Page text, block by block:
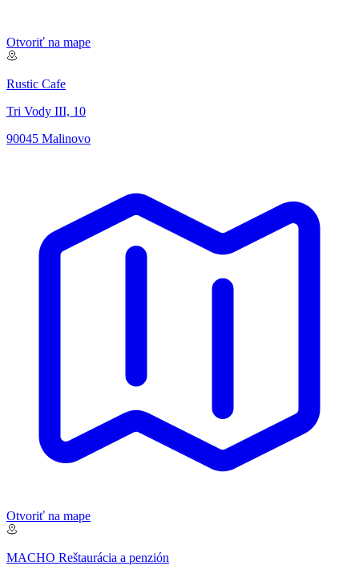
Otvoriť na mape
Rustic Cafe
Tri Vody III, 10
90045 Malinovo
Otvoriť na mape
MACHO Reštaurácia a penzión